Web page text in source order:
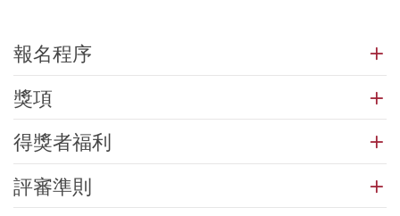
報名程序
獎項
得獎者福利
評審準則